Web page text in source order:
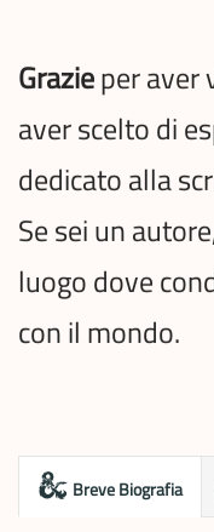
Grazieper aver
aver scelto di
dedicato alla
Se sei un
luogo dove
con il mondo.
Breve Biografia